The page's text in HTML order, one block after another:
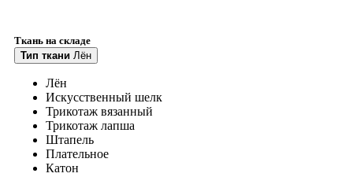
Ткань на складе
Тип ткани Лён
Лён
Искусственный шелк
Трикотаж вязанный
Трикотаж лапша
Штапель
Плательное
Катон